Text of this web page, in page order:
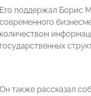
Его поддержал Борис
современного
количеством
государственных
Он также рассказал